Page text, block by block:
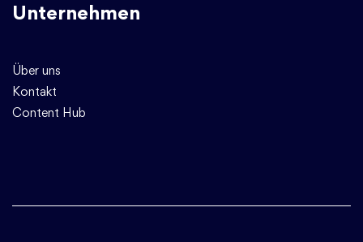
Unternehmen
Über uns
Kontakt
Content Hub